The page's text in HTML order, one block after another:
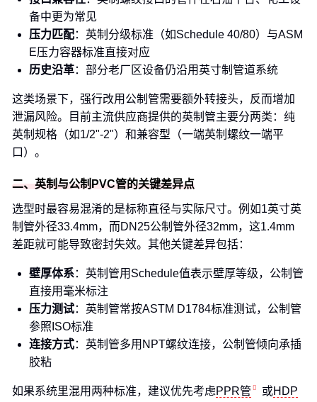
备中更为常见
压力匹配：英制分级标准（如Schedule 40/80）与ASM
E压力容器标准直接对应
历史沿革：部分老厂区设备仍沿用英寸制管道系统
这类场景下，强行改用公制管需要额外转接头，反而增加
泄漏风险。目前主流供应商提供的英制管主要分两类：纯
英制规格（如1/2"-2"）和兼容型（一端英制螺纹一端平
口）。
二、英制与公制PVC管的关键差异点
选型时最容易混淆的是标称直径与实际尺寸。例如1英寸英
制管外径33.4mm，而DN25公制管外径32mm，这1.4mm
差距就可能导致密封失效。其他关键差异包括：
壁厚体系：英制管用Schedule值表示壁厚等级，公制管
直接用毫米标注
压力测试：英制管常按ASTM D1784标准测试，公制管
参照ISO标准
连接方式：英制管多用NPT螺纹连接，公制管倾向承插
胶粘
如果系统里混用两种标准，建议优先考虑PPR管 或HDP